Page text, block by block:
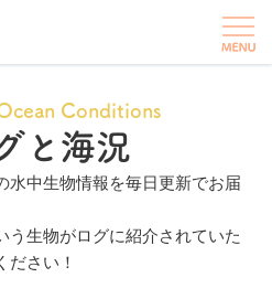
Conditions
と海況
水中生物情報を毎日更新でお届
う生物がログに紹介されていた
ださい！